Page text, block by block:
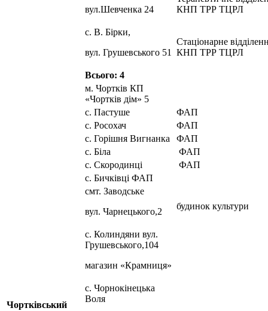
вул.Шевченка 24
КНП ТРР ТЦРЛ
с. В. Бірки,
вул. Грушевського 51
Стаціонарне
КНП ТРР ТЦРЛ
Всього: 4
Чортківський
м. Чортків КП
«Чортків дім» 5
с. Пастуше
ФАП
с. Росохач
ФАП
с. Горішня Вигнанка
ФАП
с. Біла
ФАП
с. Скородинці
ФАП
с. Бичківці ФАП
смт. Заводське
вул. Чарнецького,2
будинок культури
с. Колиндяни вул.
Грушевського,104
магазин «Крамниця»
с. Чорнокінецька
Воля